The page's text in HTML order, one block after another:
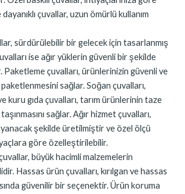
çuvallar, uzun ömürlü kullanım
sürdürülebilir bir gelecek için tasarlanmış
ise ağır yüklerin güvenli bir şekilde
Paketleme çuvalları, ürünlerinizin güvenli ve
sağlar. Soğan çuvalları,
kuru gıda çuvalları, tarım ürünlerinin taze
sağlar. Ağır hizmet çuvalları,
şekilde üretilmiştir ve özel ölçü
göre özelleştirilebilir.
büyük hacimli malzemelerin
Hassas ürün çuvalları, kırılgan ve hassas
güvenilir bir seçenektir. Ürün koruma